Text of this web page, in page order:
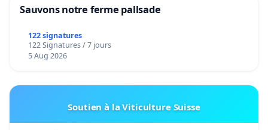
Sauvons notre ferme pallsade
122 signatures
122 Signatures / 7 jours
5 Aug 2026
Soutien à la Viticulture Suisse